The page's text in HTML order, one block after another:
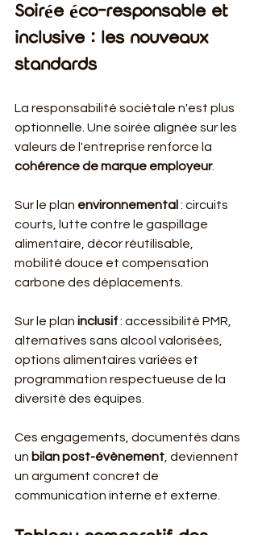
Soirée éco-responsable et
inclusive : les nouveaux
standards
La responsabilité sociétale n'est plus
optionnelle. Une soirée alignée sur les
valeurs de l'entreprise renforce la
cohérence de marque employeur.
Sur le plan environnemental : circuits
courts, lutte contre le gaspillage
alimentaire, décor réutilisable,
mobilité douce et compensation
carbone des déplacements.
Sur le plan inclusif : accessibilité PMR,
alternatives sans alcool valorisées,
options alimentaires variées et
programmation respectueuse de la
diversité des équipes.
Ces engagements, documentés dans
un bilan post-évènement, deviennent
un argument concret de
communication interne et externe.